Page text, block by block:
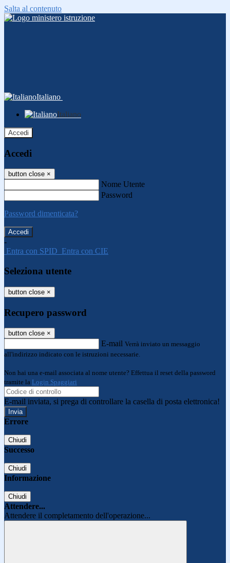
Salta al contenuto
Italiano
Italiano
Accedi
Accedi
button close ×
Nome Utente
Password
Password dimenticata?
-
Entra con SPID Entra con CIE
Seleziona utente
button close ×
Recupero password
button close ×
E-mail Verrà inviato un messaggio
all'indirizzo indicato con le istruzioni necessarie.
Non hai una e-mail associata al nome utente? Effettua il reset della password
tramite la Login Spaggiari
E-mail inviata, si prega di controllare la casella di posta elettronica!
Errore
Chiudi
Successo
Chiudi
Informazione
Chiudi
Attendere...
Attendere il completamento dell'operazione...